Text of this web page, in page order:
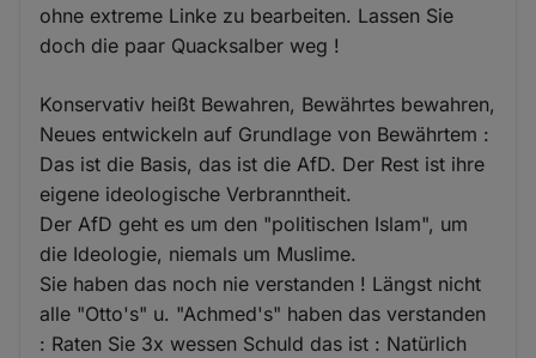
ohne extreme Linke zu bearbeiten. Lassen Sie
doch die paar Quacksalber weg !
Konservativ heißt Bewahren, Bewährtes bewahren,
Neues entwickeln auf Grundlage von Bewährtem :
Das ist die Basis, das ist die AfD. Der Rest ist ihre
eigene ideologische Verbranntheit.
Der AfD geht es um den "politischen Islam", um
die Ideologie, niemals um Muslime.
Sie haben das noch nie verstanden ! Längst nicht
alle "Otto's" u. "Achmed's" haben das verstanden
: Raten Sie 3x wessen Schuld das ist : Natürlich